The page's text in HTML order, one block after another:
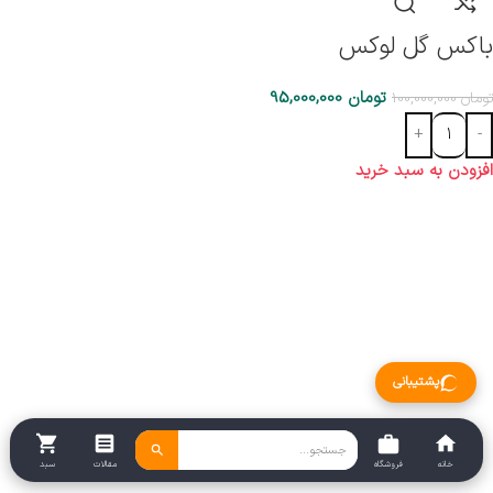
باکس گل لوکس
تومان100,000,000 تومان
افزودن به سبد خرید
پشتیبانی
خانه فروشگاه مقالات سبد